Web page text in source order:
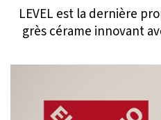
LEVEL est la dernière
grès cérame innovant